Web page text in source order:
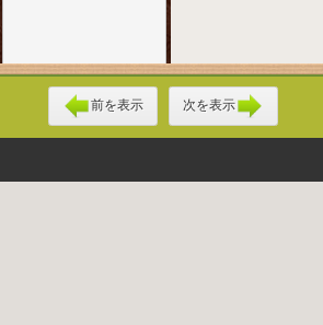
前を表示 次を表示